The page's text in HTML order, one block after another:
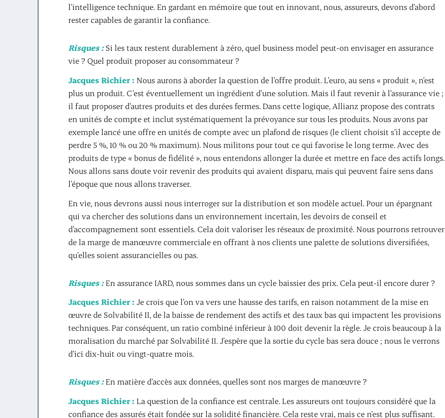
l’intelligence technique. En gardant en mémoire que tout en innovant, nous, assureurs, devons d’abord
rester capables de garantir la confiance.
Risques :Si les taux restent durablement à zéro, quel business model peut-on envisager en assurance
vie ? Quel produit proposer au consommateur ?
Jacques Richier : Nous aurons à aborder la question de l’offre produit. L’euro, au sens « produit », n’est
plus un produit. C’est éventuellement un ingrédient d’une solution. Mais il faut revenir à l’assurance vie ;
il faut proposer d’autres produits et des durées fermes. Dans cette logique, Allianz propose des contrats
en unités de compte et inclut systématiquement la prévoyance sur tous les produits. Nous avons par
exemple lancé une offre en unités de compte avec un plafond de risques (le client choisit s’il accepte de
perdre 5 %, 10 % ou 20 % maximum). Nous militons pour tout ce qui favorise le long terme. Avec des
produits de type « bonus de fidélité », nous entendons allonger la durée et mettre en face des actifs longs.
Nous allons sans doute voir revenir des produits qui avaient disparu, mais qui peuvent faire sens dans
l’époque que nous allons traverser.
En vie, nous devrons aussi nous interroger sur la distribution et son modèle actuel. Pour un épargnant
qui va chercher des solutions dans un environnement incertain, les devoirs de conseil et
d’accompagnement sont essentiels. Cela doit valoriser les réseaux de proximité. Nous pourrons retrouver
de la marge de manœuvre commerciale en offrant à nos clients une palette de solutions diversifiées,
qu’elles soient assurancielles ou pas.
Risques :En assurance IARD, nous sommes dans un cycle baissier des prix. Cela peut-il encore durer ?
Jacques Richier : Je crois que l’on va vers une hausse des tarifs, en raison notamment de la mise en
œuvre de Solvabilité II, de la baisse de rendement des actifs et des taux bas qui impactent les provisions
techniques. Par conséquent, un ratio combiné inférieur à 100 doit devenir la règle. Je crois beaucoup à la
moralisation du marché par Solvabilité II. J’espère que la sortie du cycle bas sera douce ; nous le verrons
d’ici dix-huit ou vingt-quatre mois.
Risques :En matière d’accès aux données, quelles sont nos marges de manœuvre ?
Jacques Richier : La question de la confiance est centrale. Les assureurs ont toujours considéré que la
confiance des assurés était fondée sur la solidité financière. Cela reste vrai, mais ce n’est plus suffisant.